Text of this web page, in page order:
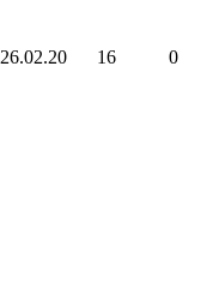
26.02.20 16 0